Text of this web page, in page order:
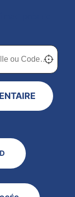
près de
chez vous Localisez-